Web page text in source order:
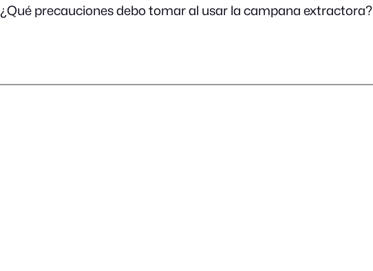
¿Qué precauciones debo tomar al usar la campana extractora?